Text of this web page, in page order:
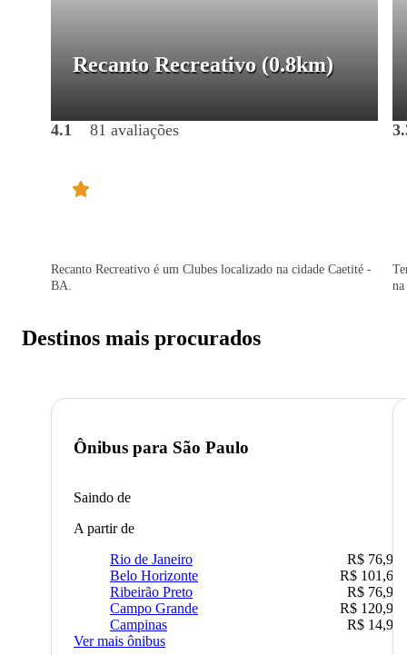
Recanto Recreativo (0.8km)
4.1 81 avaliações
Recanto Recreativo é um Clubes localizado na cidade Caetité -
BA.
Destinos mais procurados
Ônibus para São Paulo
Saindo de
A partir de
Rio de Janeiro
R$ 76,90
Belo Horizonte
R$ 101,67
Ribeirão Preto
R$ 76,90
Campo Grande
R$ 120,90
Campinas
R$ 14,90
Ver mais ônibus